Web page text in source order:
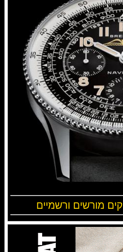
מורשים ורשמיים